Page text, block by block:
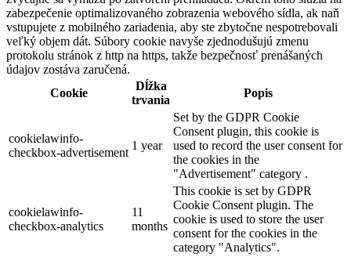
zabezpečenie optimalizovaného zobrazenia webového sídla, ak naň
vstupujete z mobilného zariadenia, aby ste zbytočne nespotrebovali
veľký objem dát. Súbory cookie navyše zjednodušujú zmenu
protokolu stránok z http na https, takže bezpečnosť prenášaných
údajov zostáva zaručená.
Cookie
Dĺžka
trvania
Popis
cookielawinfo-
checkbox-advertisement
1 year
Set by the GDPR Cookie
Consent plugin, this cookie is
used to record the user consent for
the cookies in the
"Advertisement" category .
cookielawinfo-
checkbox-analytics
11
months
This cookie is set by GDPR
Cookie Consent plugin. The
cookie is used to store the user
consent for the cookies in the
category "Analytics".